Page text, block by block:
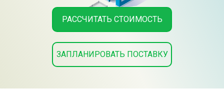
РАССЧИТАТЬ СТОИМОСТЬ
ЗАПЛАНИРОВАТЬ ПОСТАВКУ